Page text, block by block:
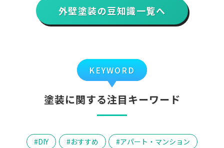
外壁塗装の豆知識一覧へ
KEYWORD
塗装に関する注目キーワード
DIY おすすめ
アパート・マンション